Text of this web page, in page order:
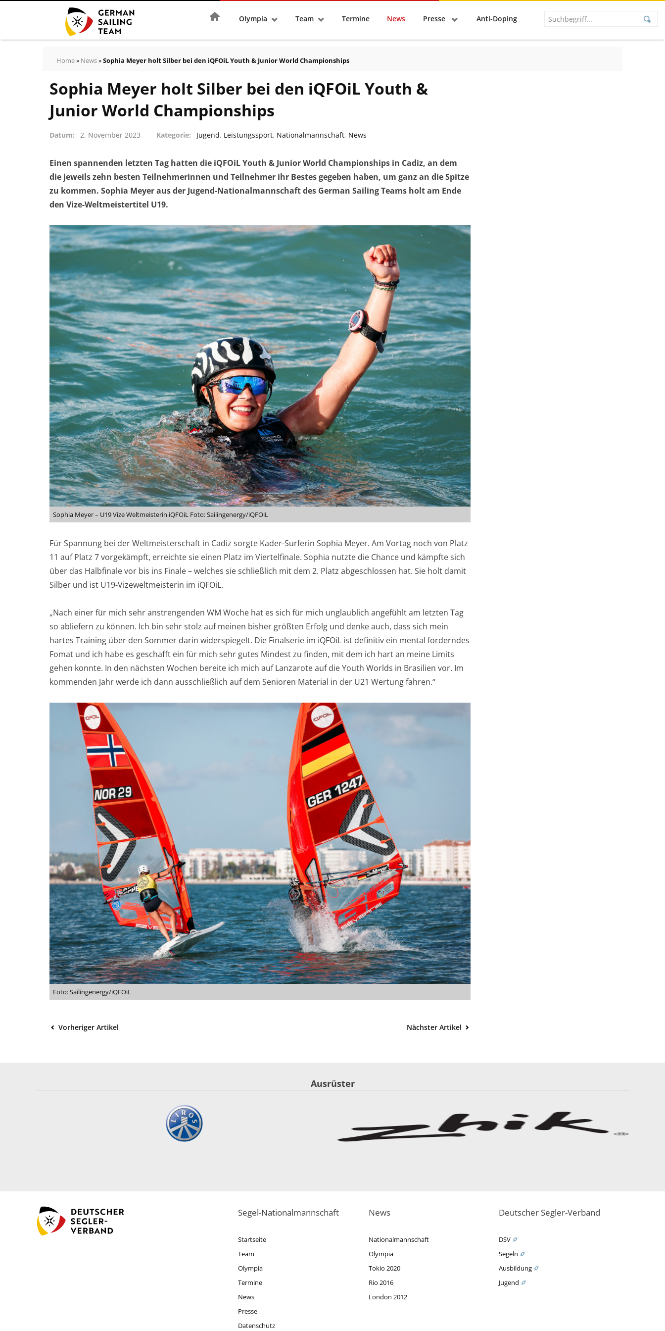
StartseiteOlympia Team Termine News Presse Anti-Doping
Home» News»Sophia Meyer holt Silber bei den iQFOiL Youth & Junior World Championships
Sophia Meyer holt Silber bei den iQFOiL Youth &
Junior World Championships
Datum 2. November 2023 Kategorie Jugend, Leistungssport, Nationalmannschaft, News
Einen spannenden letzten Tag hatten die iQFOiL Youth & Junior World Championships in Cadiz, an dem
die jeweils zehn besten Teilnehmerinnen und Teilnehmer ihr Bestes gegeben haben, um ganz an die Spitze
zu kommen. Sophia Meyer aus der Jugend-Nationalmannschaft des German Sailing Teams holt am Ende
den Vize-Weltmeistertitel U19.
Sophia Meyer – U19 Vize Weltmeisterin iQFOiL Foto: Sailingenergy/iQFOiL
Für Spannung bei der Weltmeisterschaft in Cadiz sorgte Kader-Surferin Sophia Meyer. Am Vortag noch von Platz
11 auf Platz 7 vorgekämpft, erreichte sie einen Platz im Viertelfinale. Sophia nutzte die Chance und kämpfte sich
über das Halbfinale vor bis ins Finale – welches sie schließlich mit dem 2. Platz abgeschlossen hat. Sie holt damit
Silber und ist U19-Vizeweltmeisterin im iQFOiL.
„Nach einer für mich sehr anstrengenden WM Woche hat es sich für mich unglaublich angefühlt am letzten Tag
so abliefern zu können. Ich bin sehr stolz auf meinen bisher größten Erfolg und denke auch, dass sich mein
hartes Training über den Sommer darin widerspiegelt. Die Finalserie im iQFOiL ist definitiv ein mental forderndes
Fomat und ich habe es geschafft ein für mich sehr gutes Mindest zu finden, mit dem ich hart an meine Limits
gehen konnte. In den nächsten Wochen bereite ich mich auf Lanzarote auf die Youth Worlds in Brasilien vor. Im
kommenden Jahr werde ich dann ausschließlich auf dem Senioren Material in der U21 Wertung fahren.“
Foto: Sailingenergy/iQFOiL
Vorheriger Artikel Nächster Artikel
Ausrüster
Segel-Nationalmannschaft
Startseite
Team
Olympia
Termine
News
Presse
Datenschutz
Deutscher Segler-Verband
DSV
Segeln
Ausbildung
Jugend
News
Nationalmannschaft
Olympia
Tokio 2020
Rio 2016
London 2012